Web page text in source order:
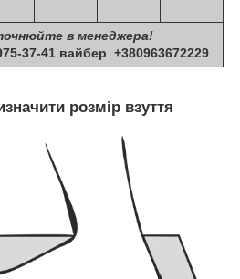
в менеджера!
37-41 вайбер +380963672229
розмір взуття